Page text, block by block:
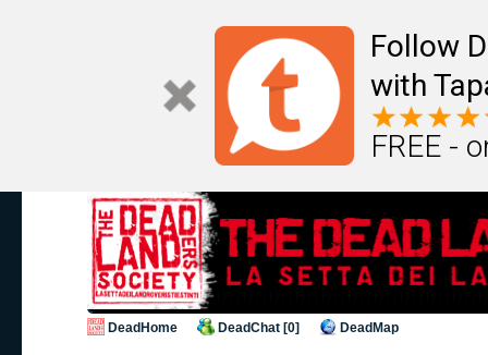
Follow
with
FREE -
DeadHome DeadChat [0] DeadMap